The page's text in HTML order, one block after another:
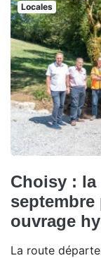
Locales
Choisy : la
ouvrage
La route